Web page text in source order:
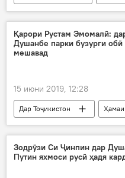
Қарори Рустам Эмомалӣ:
Душанбе парки бузурги обӣ
мешавад
15 июни 2019, 12:28
Дар Тоҷикистон Ҳамаи
Зодрӯзи Си Ҷинпин дар
Путин яхмоси русӣ ҳадя